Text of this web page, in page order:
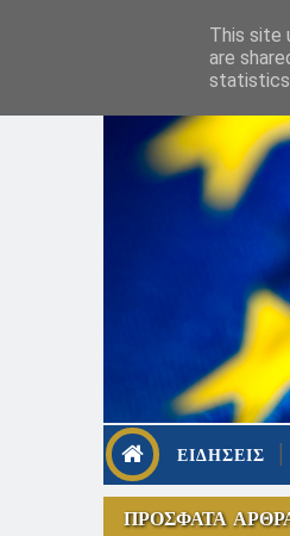
ΕΙΔΗΣΕΙΣ
ΠΡΟΣΦΑΤΑ
This site
are